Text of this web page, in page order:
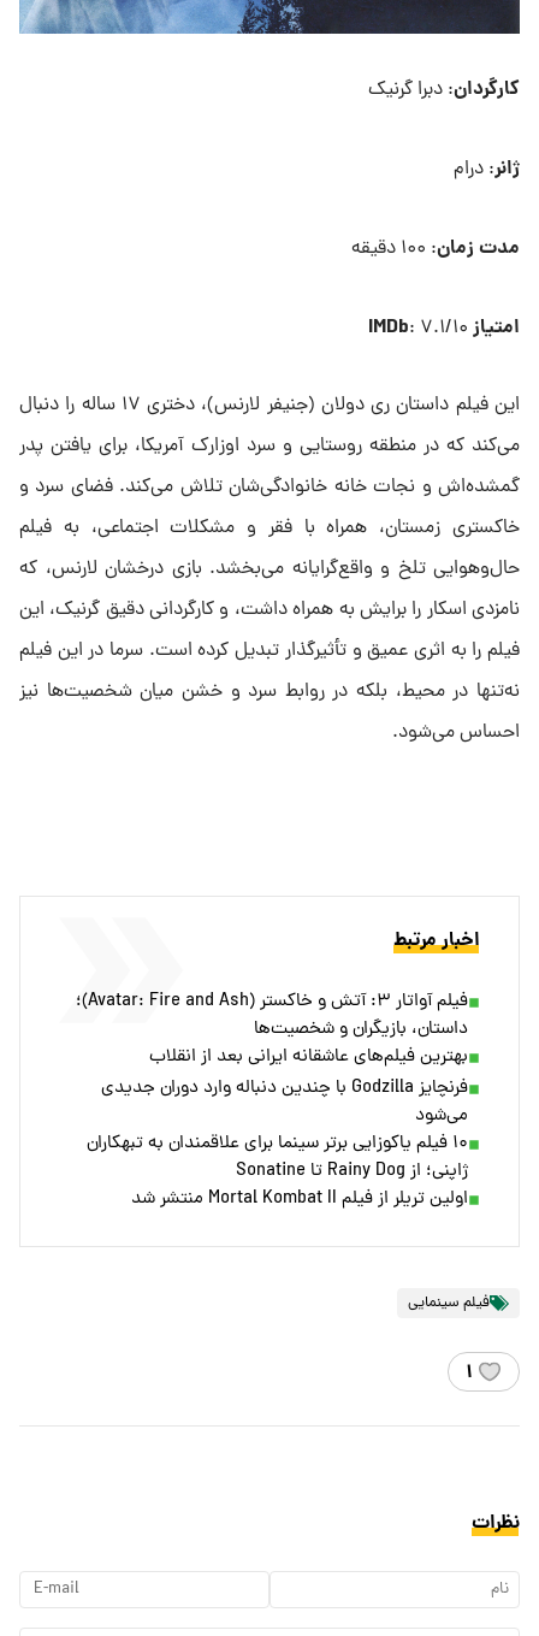
کارگردان: دبرا گرنیک
ژانر: درام
مدت زمان: ۱۰۰ دقیقه
امتیاز IMDb : ۷.۱/۱۰
این فیلم داستان ری دولان (جنیفر لارنس)، دختری ۱۷ ساله را دنبال
می‌کند که در منطقه روستایی و سرد اوزارک آمریکا، برای یافتن پدر
گمشده‌اش و نجات خانه خانوادگی‌شان تلاش می‌کند. فضای سرد و
خاکستری زمستان، همراه با فقر و مشکلات اجتماعی، به فیلم
حال‌وهوایی تلخ و واقع‌گرایانه می‌بخشد. بازی درخشان لارنس، که
نامزدی اسکار را برایش به همراه داشت، و کارگردانی دقیق گرنیک، این
فیلم را به اثری عمیق و تأثیرگذار تبدیل کرده است. سرما در این فیلم
نه‌تنها در محیط، بلکه در روابط سرد و خشن میان شخصیت‌ها نیز
احساس می‌شود.
اخبار مرتبط
فیلم آواتار ۳: آتش و خاکستر (Avatar: Fire and Ash)؛
داستان، بازیگران و شخصیت‌ها
بهترین فیلم‌های عاشقانه ایرانی بعد از انقلاب
فرنچایز Godzilla با چندین دنباله وارد دوران جدیدی
می‌شود
۱۰ فیلم یاکوزایی برتر سینما برای علاقمندان به تبهکاران
ژاپنی؛ از Rainy Dog تا Sonatine
اولین تریلر از فیلم Mortal Kombat II منتشر شد
فیلم سینمایی
۱
نظرات